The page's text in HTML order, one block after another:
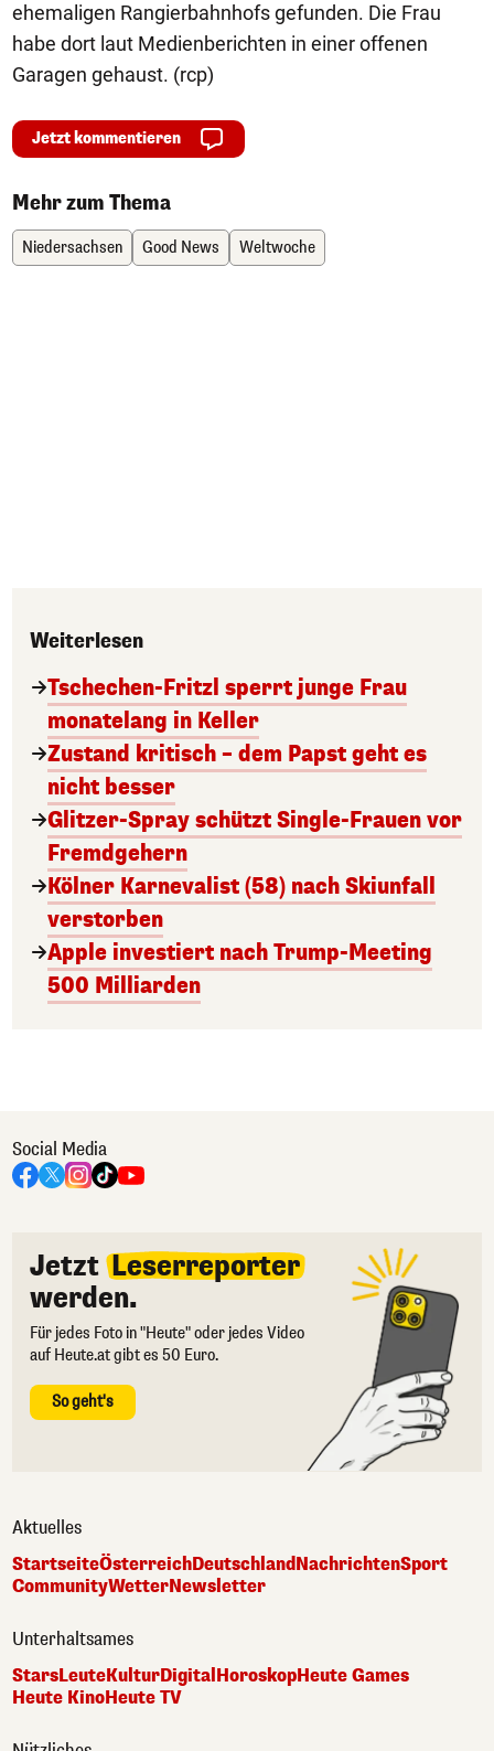
ehemaligen Rangierbahnhofs gefunden. Die Frau
habe dort laut Medienberichten in einer offenen
Garagen gehaust. (rcp)
Jetzt kommentieren
Mehr zum Thema
Niedersachsen Good News Weltwoche
Weiterlesen
Tschechen-Fritzl sperrt junge Frau
monatelang in Keller
Zustand kritisch – dem Papst geht es
nicht besser
Glitzer-Spray schützt Single-Frauen vor
Fremdgehern
Kölner Karnevalist (58) nach Skiunfall
verstorben
Apple investiert nach Trump-Meeting
500 Milliarden
Social Media
Jetzt Leserreporter
werden.
Für jedes Foto in "Heute" oder jedes Video
auf Heute.at gibt es 50 Euro.
So geht's
Aktuelles
StartseiteÖsterreichDeutschlandNachrichtenSport
CommunityWetterNewsletter
Unterhaltsames
StarsLeuteKulturDigital HoroskopHeute Games
Heute KinoHeute TV